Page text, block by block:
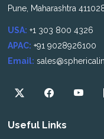
Pune, Maharashtra
USA: +1 303 800 4326
APAC: +91 9028926100
Email:
Useful Links